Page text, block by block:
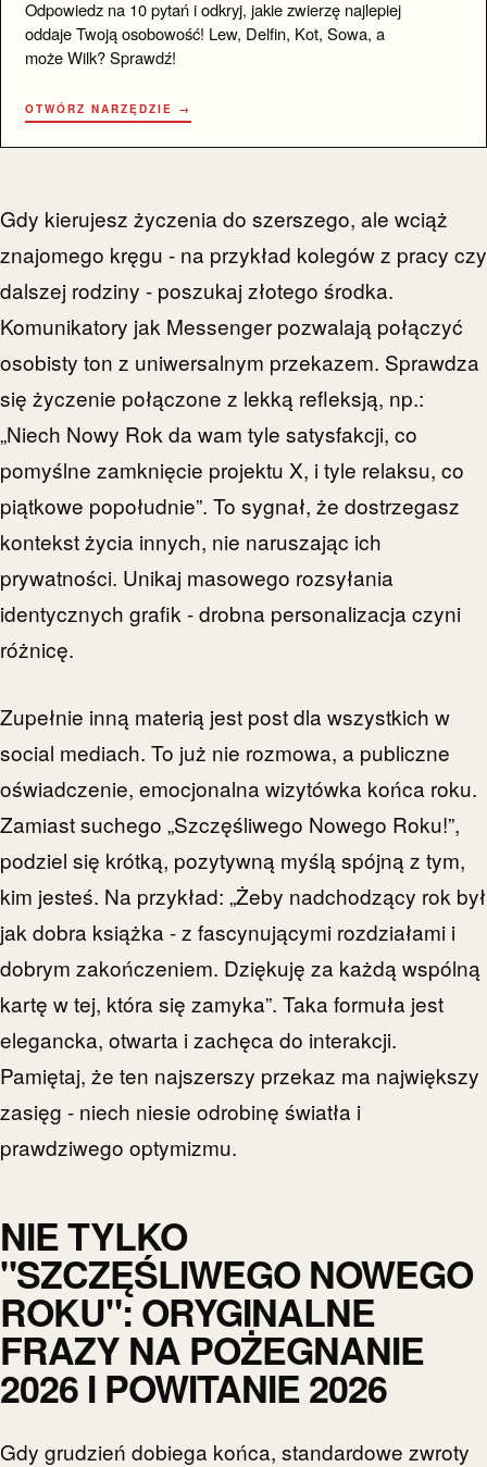
Odpowiedz na 10 pytań i odkryj, jakie zwierzę najlepiej
oddaje Twoją osobowość! Lew, Delfin, Kot, Sowa, a
może Wilk? Sprawdź!
OTWÓRZ NARZĘDZIE →
Gdy kierujesz życzenia do szerszego, ale wciąż
znajomego kręgu - na przykład kolegów z pracy czy
dalszej rodziny - poszukaj złotego środka.
Komunikatory jak Messenger pozwalają połączyć
osobisty ton z uniwersalnym przekazem. Sprawdza
się życzenie połączone z lekką refleksją, np.:
„Niech Nowy Rok da wam tyle satysfakcji, co
pomyślne zamknięcie projektu X, i tyle relaksu, co
piątkowe popołudnie”. To sygnał, że dostrzegasz
kontekst życia innych, nie naruszając ich
prywatności. Unikaj masowego rozsyłania
identycznych grafik - drobna personalizacja czyni
różnicę.
Zupełnie inną materią jest post dla wszystkich w
social mediach. To już nie rozmowa, a publiczne
oświadczenie, emocjonalna wizytówka końca roku.
Zamiast suchego „Szczęśliwego Nowego Roku!”,
podziel się krótką, pozytywną myślą spójną z tym,
kim jesteś. Na przykład: „Żeby nadchodzący rok był
jak dobra książka - z fascynującymi rozdziałami i
dobrym zakończeniem. Dziękuję za każdą wspólną
kartę w tej, która się zamyka”. Taka formuła jest
elegancka, otwarta i zachęca do interakcji.
Pamiętaj, że ten najszerszy przekaz ma największy
zasięg - niech niesie odrobinę światła i
prawdziwego optymizmu.
NIE TYLKO
"SZCZĘŚLIWEGO NOWEGO
ROKU": ORYGINALNE
FRAZY NA POŻEGNANIE
2026 I POWITANIE 2026
Gdy grudzień dobiega końca, standardowe zwroty